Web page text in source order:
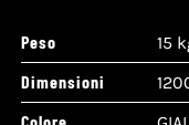
Peso
15
Dimensioni